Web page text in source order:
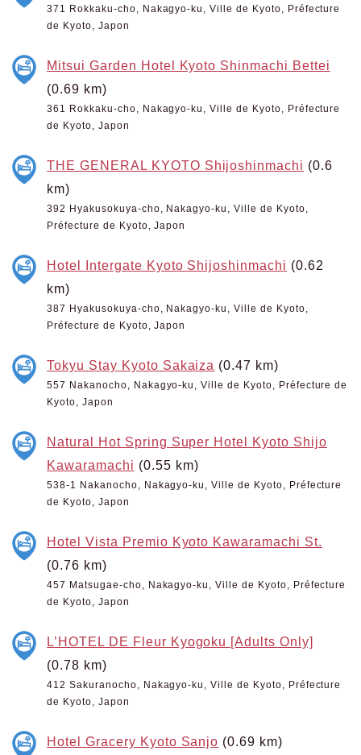
371 Rokkaku-cho, Nakagyo-ku, Ville de Kyoto, Préfecture
de Kyoto, Japon
Mitsui Garden Hotel Kyoto Shinmachi Bettei
(0.69 km)
361 Rokkaku-cho, Nakagyo-ku, Ville de Kyoto, Préfecture
de Kyoto, Japon
THE GENERAL KYOTO Shijoshinmachi (0.6
km)
392 Hyakusokuya-cho, Nakagyo-ku, Ville de Kyoto,
Préfecture de Kyoto, Japon
Hotel Intergate Kyoto Shijoshinmachi (0.62
km)
387 Hyakusokuya-cho, Nakagyo-ku, Ville de Kyoto,
Préfecture de Kyoto, Japon
Tokyu Stay Kyoto Sakaiza (0.47 km)
557 Nakanocho, Nakagyo-ku, Ville de Kyoto, Préfecture de
Kyoto, Japon
Natural Hot Spring Super Hotel Kyoto Shijo
Kawaramachi (0.55 km)
538-1 Nakanocho, Nakagyo-ku, Ville de Kyoto, Préfecture
de Kyoto, Japon
Hotel Vista Premio Kyoto Kawaramachi St.
(0.76 km)
457 Matsugae-cho, Nakagyo-ku, Ville de Kyoto, Préfecture
de Kyoto, Japon
L’HOTEL DE Fleur Kyogoku [Adults Only]
(0.78 km)
412 Sakuranocho, Nakagyo-ku, Ville de Kyoto, Préfecture
de Kyoto, Japon
Hotel Gracery Kyoto Sanjo (0.69 km)